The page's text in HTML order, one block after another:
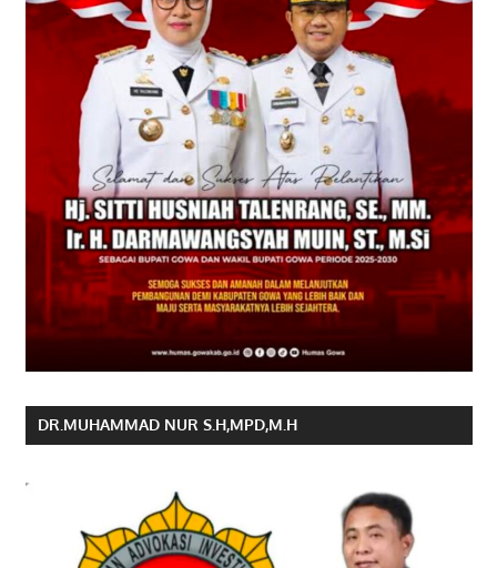
DR.MUHAMMAD NUR S.H,MPD,M.H